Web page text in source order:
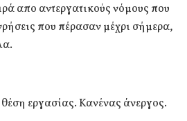
απο αντεργατικούς νόμους που
που πέρασαν μέχρι σήμερα,
εργασίας. Κανένας άνεργος.